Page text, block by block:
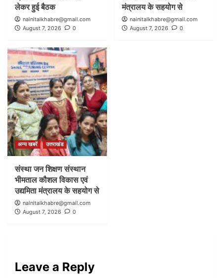
लेकर हुई बैठक
nainitalkhabre@gmail.com
August 7, 2026
0
मंत्रालय के सहयोग से
nainitalkhabre@gmail.com
August 7, 2026
0
अन्य खबरें उत्तराखंड
संस्था जन शिक्षण संस्थान
भीमताल कौशल विकास एवं
उद्यमिता मंत्रालय के सहयोग से
nainitalkhabre@gmail.com
August 7, 2026
0
Leave a Reply